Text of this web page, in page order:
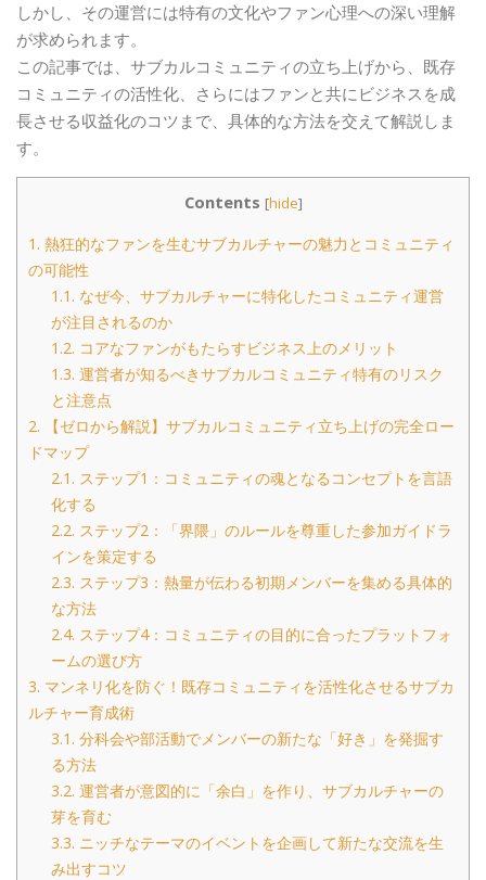
しかし、その運営には特有の文化やファン心理への深い理解
が求められます。
この記事では、サブカルコミュニティの立ち上げから、既存
コミュニティの活性化、さらにはファンと共にビジネスを成
長させる収益化のコツまで、具体的な方法を交えて解説しま
す。
Contents [hide]
1. 熱狂的なファンを生むサブカルチャーの魅力とコミュニティ
の可能性
1.1. なぜ今、サブカルチャーに特化したコミュニティ運営
が注目されるのか
1.2. コアなファンがもたらすビジネス上のメリット
1.3. 運営者が知るべきサブカルコミュニティ特有のリスク
と注意点
2. 【ゼロから解説】サブカルコミュニティ立ち上げの完全ロー
ドマップ
2.1. ステップ1：コミュニティの魂となるコンセプトを言語
化する
2.2. ステップ2：「界隈」のルールを尊重した参加ガイドラ
インを策定する
2.3. ステップ3：熱量が伝わる初期メンバーを集める具体的
な方法
2.4. ステップ4：コミュニティの目的に合ったプラットフォ
ームの選び方
3. マンネリ化を防ぐ！既存コミュニティを活性化させるサブカ
ルチャー育成術
3.1. 分科会や部活動でメンバーの新たな「好き」を発掘す
る方法
3.2. 運営者が意図的に「余白」を作り、サブカルチャーの
芽を育む
3.3. ニッチなテーマのイベントを企画して新たな交流を生
み出すコツ